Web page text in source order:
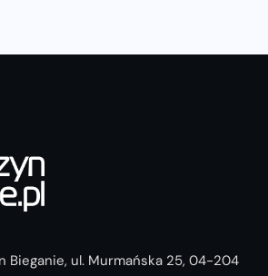
Bieganie, ul. Murmańska 25, 04-204